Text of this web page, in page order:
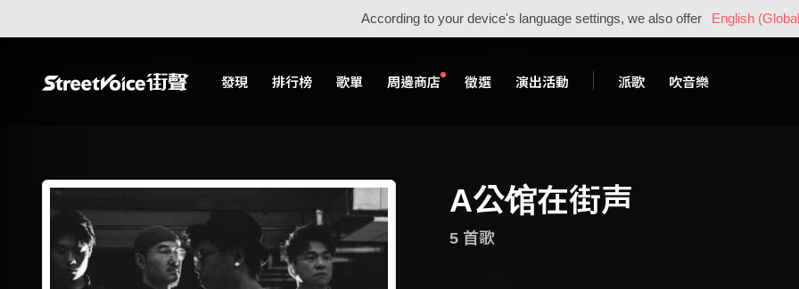
According to your device's language settings, we also offer English
發現 排行榜 歌單 周邊商店 徵選 演出活動 派歌 吹音樂
A公馆在街声
5 首歌